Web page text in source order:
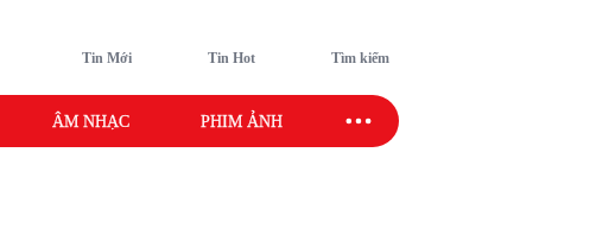
Tin Mới Tin Hot Tìm kiếm
ÂM NHẠC PHIM ẢNH SAO SPORT